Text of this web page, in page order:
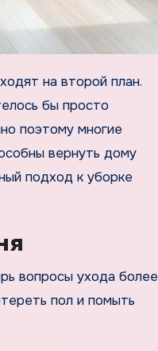
бы просто
поэтому многие
вернуть дому
подход к уборке
вопросы ухода более
пол и помыть